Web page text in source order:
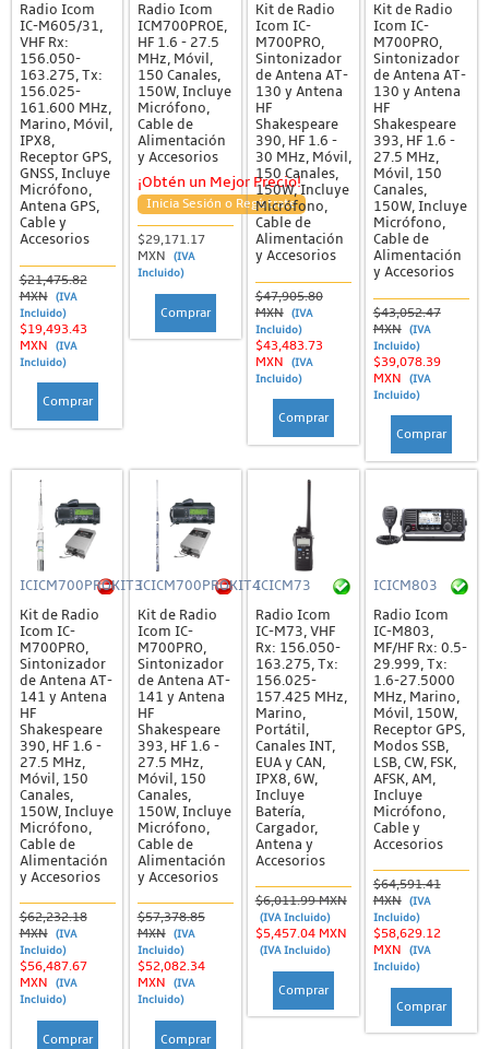
Radio Icom
IC-M605/31,
VHF Rx:
156.050-
163.275, Tx:
156.025-
161.600 MHz,
Marino, Móvil,
IPX8,
Receptor GPS,
GNSS, Incluye
Micrófono,
Antena GPS,
Cable y
Accesorios
$21,475.82
MXN
(IVA
Incluido)
$19,493.43
MXN
(IVA
Incluido)
Comprar
Radio Icom
ICM700PROE,
HF 1.6 - 27.5
MHz, Móvil,
150 Canales,
150W, Incluye
Micrófono,
Cable de
Alimentación
y Accesorios
¡Obtén un Mejor Precio!
Inicia Sesión o Regístrate
$29,171.17
MXN
(IVA
Incluido)
Comprar
Kit de Radio
Icom IC-
M700PRO,
Sintonizador
de Antena AT-
130 y Antena
HF
Shakespeare
390, HF 1.6 -
30 MHz, Móvil,
150 Canales,
150W, Incluye
Micrófono,
Cable de
Alimentación
y Accesorios
$47,905.80
MXN
(IVA
Incluido)
$43,483.73
MXN
(IVA
Incluido)
Comprar
Kit de Radio
Icom IC-
M700PRO,
Sintonizador
de Antena AT-
130 y Antena
HF
Shakespeare
393, HF 1.6 -
27.5 MHz,
Móvil, 150
Canales,
150W, Incluye
Micrófono,
Cable de
Alimentación
y Accesorios
$43,052.47
MXN
(IVA
Incluido)
$39,078.39
MXN
(IVA
Incluido)
Comprar
ICICM700PROKIT3
Kit de Radio
Icom IC-
M700PRO,
Sintonizador
de Antena AT-
141 y Antena
HF
Shakespeare
390, HF 1.6 -
27.5 MHz,
Móvil, 150
Canales,
150W, Incluye
Micrófono,
Cable de
Alimentación
y Accesorios
$62,232.18
MXN
(IVA
Incluido)
$56,487.67
MXN
(IVA
Incluido)
Comprar
ICICM700PROKIT4
Kit de Radio
Icom IC-
M700PRO,
Sintonizador
de Antena AT-
141 y Antena
HF
Shakespeare
393, HF 1.6 -
27.5 MHz,
Móvil, 150
Canales,
150W, Incluye
Micrófono,
Cable de
Alimentación
y Accesorios
$57,378.85
MXN
(IVA
Incluido)
$52,082.34
MXN
(IVA
Incluido)
Comprar
ICICM73
Radio Icom
IC-M73, VHF
Rx: 156.050-
163.275, Tx:
156.025-
157.425 MHz,
Marino,
Portátil,
Canales INT,
EUA y CAN,
IPX8, 6W,
Incluye
Batería,
Cargador,
Antena y
Accesorios
$6,011.99 MXN
(IVA Incluido)
$5,457.04 MXN
(IVA Incluido)
Comprar
ICICM803
Radio Icom
IC-M803,
MF/HF Rx: 0.5-
29.999, Tx:
1.6-27.5000
MHz, Marino,
Móvil, 150W,
Receptor GPS,
Modos SSB,
LSB, CW, FSK,
AFSK, AM,
Incluye
Micrófono,
Cable y
Accesorios
$64,591.41
MXN
(IVA
Incluido)
$58,629.12
MXN
(IVA
Incluido)
Comprar